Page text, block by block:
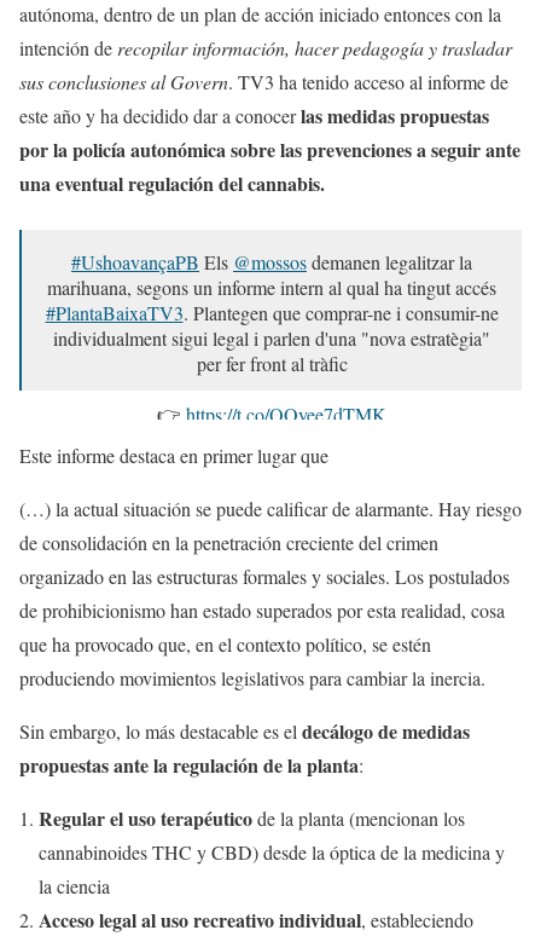
autónoma, dentro de un plan de acción iniciado entonces con la
intención de recopilar información, hacer pedagogía y trasladar
sus conclusiones al Govern. TV3 ha tenido acceso al informe de
este año y ha decidido dar a conocerlas medidas propuestas
por la policía autonómica sobre las prevenciones a seguir ante
una eventual regulación del cannabis.
#UshoavançaPB Els @mossosdemanen legalitzar la
marihuana, segons un informe intern al qual ha tingut accés
#PlantaBaixaTV3. Plantegen que comprar-ne i consumir-ne
individualment sigui legal i parlen d'una "nova estratègia"
per fer front al tràfic
👉 https://t.co/QOyee7dTMK
pic.twitter.com/KHWg3eCD5R
Este informe destaca en primer lugar que
(…) la actual situación se puede calificar de alarmante. Hay riesgo
de consolidación en la penetración creciente del crimen
organizado en las estructuras formales y sociales. Los postulados
de prohibicionismo han estado superados por esta realidad, cosa
que ha provocado que, en el contexto político, se estén
produciendo movimientos legislativos para cambiar la inercia.
Sin embargo, lo más destacable es el decálogo de medidas
propuestas ante la regulación de la planta:
Regular el uso terapéuticode la planta (mencionan los
cannabinoides THC y CBD) desde la óptica de la medicina y
la ciencia
Acceso legal al uso recreativo individual, estableciendo